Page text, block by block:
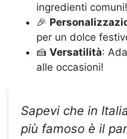
ingredienti comuni!
🎉
per un dolce
🍰 Versatilità:
alle occasioni!
Sapevi che in
più famoso è il